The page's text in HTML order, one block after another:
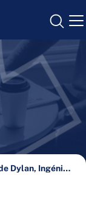
Dans la peau de Dylan, Ingénieur Commercial